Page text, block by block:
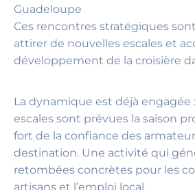
Guadeloupe
Ces rencontres stratégiques
attirer de nouvelles escales et
développement de la croisière
La dynamique est déjà engagée
escales sont prévues la saison
fort de la confiance des
destination. Une activité qui
retombées concrètes pour les
artisans et l’emploi local.